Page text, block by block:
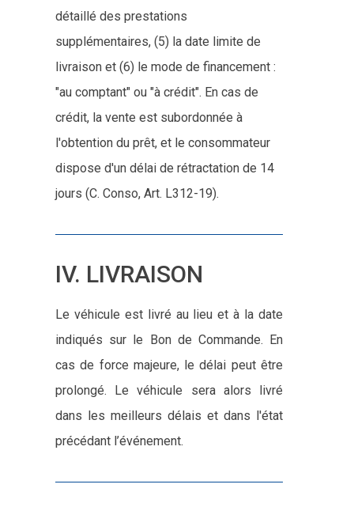
détaillé des prestations
supplémentaires, (5) la date limite de
livraison et (6) le mode de financement :
"au comptant" ou "à crédit". En cas de
crédit, la vente est subordonnée à
l'obtention du prêt, et le consommateur
dispose d'un délai de rétractation de 14
jours (C. Conso, Art. L312-19).
IV. LIVRAISON
Le véhicule est livré au lieu et à la date
indiqués sur le Bon de Commande. En
cas de force majeure, le délai peut être
prolongé. Le véhicule sera alors livré
dans les meilleurs délais et dans l'état
précédant l’événement.